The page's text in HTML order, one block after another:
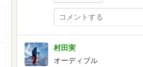
村田実
オーディブル